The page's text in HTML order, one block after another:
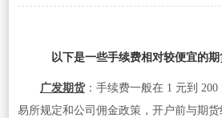
以下是一些手续费相对较便宜的期
广发期货：手续费一般在 1 元到
易所规定和公司佣金政策，开户前与期